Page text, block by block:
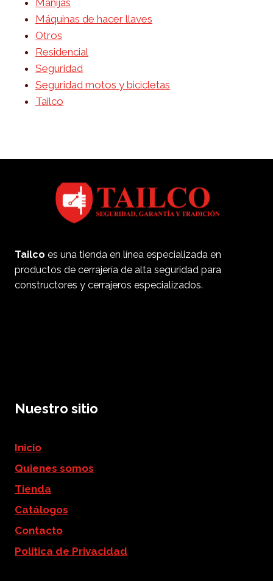
Máquinas de hacer llaves
Otros
Residencial
Seguridad
Seguridad motos y bicicletas
Tailco
Tailco es una tienda en línea especializada en
productos de cerrajería de alta seguridad para
constructores y cerrajeros especializados.
Nuestro sitio
Inicio
Quienes somos
Tienda
Catálogos
Contacto
Política de Privacidad